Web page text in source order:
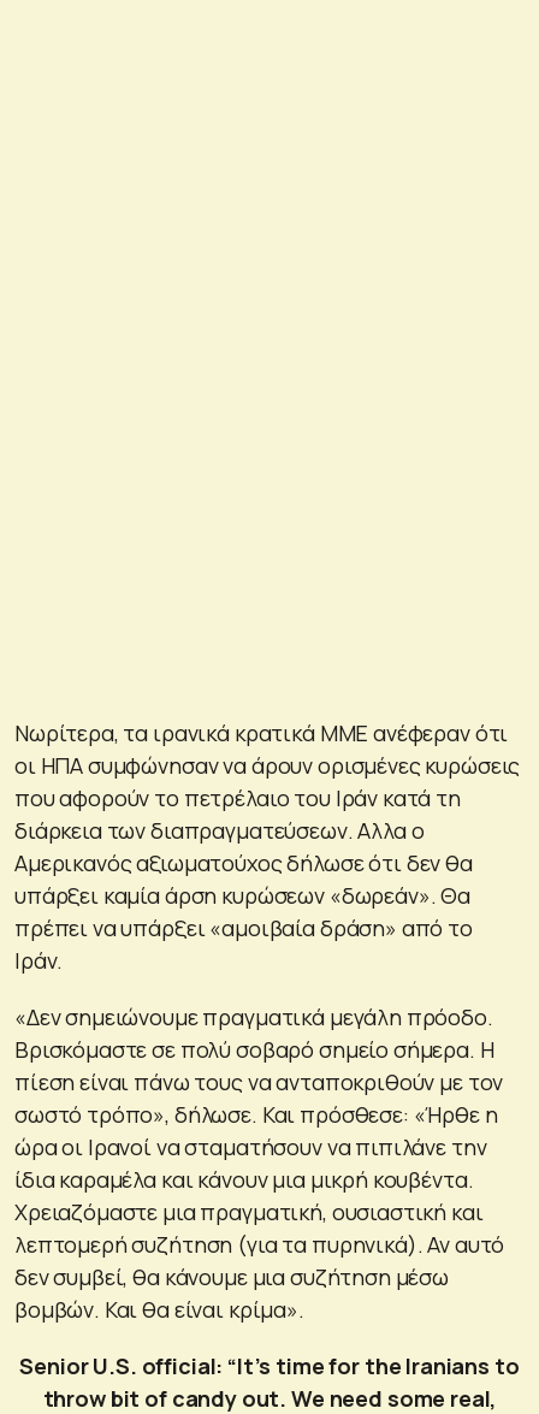
Νωρίτερα, τα ιρανικά κρατικά ΜΜΕ ανέφεραν ότι
οι ΗΠΑ συμφώνησαν να άρουν ορισμένες κυρώσεις
που αφορούν το πετρέλαιο του Ιράν κατά τη
διάρκεια των διαπραγματεύσεων. Αλλα ο
Αμερικανός αξιωματούχος δήλωσε ότι δεν θα
υπάρξει καμία άρση κυρώσεων «δωρεάν». Θα
πρέπει να υπάρξει «αμοιβαία δράση» από το
Ιράν.
«Δεν σημειώνουμε πραγματικά μεγάλη πρόοδο.
Βρισκόμαστε σε πολύ σοβαρό σημείο σήμερα. Η
πίεση είναι πάνω τους να ανταποκριθούν με τον
σωστό τρόπο», δήλωσε. Και πρόσθεσε: «Ήρθε η
ώρα οι Ιρανοί να σταματήσουν να πιπιλάνε την
ίδια καραμέλα και κάνουν μια μικρή κουβέντα.
Χρειαζόμαστε μια πραγματική, ουσιαστική και
λεπτομερή συζήτηση (για τα πυρηνικά). Αν αυτό
δεν συμβεί, θα κάνουμε μια συζήτηση μέσω
βομβών. Και θα είναι κρίμα».
Senior U.S. official: “It’s time for the Iranians to
throw bit of candy out. We need some real,